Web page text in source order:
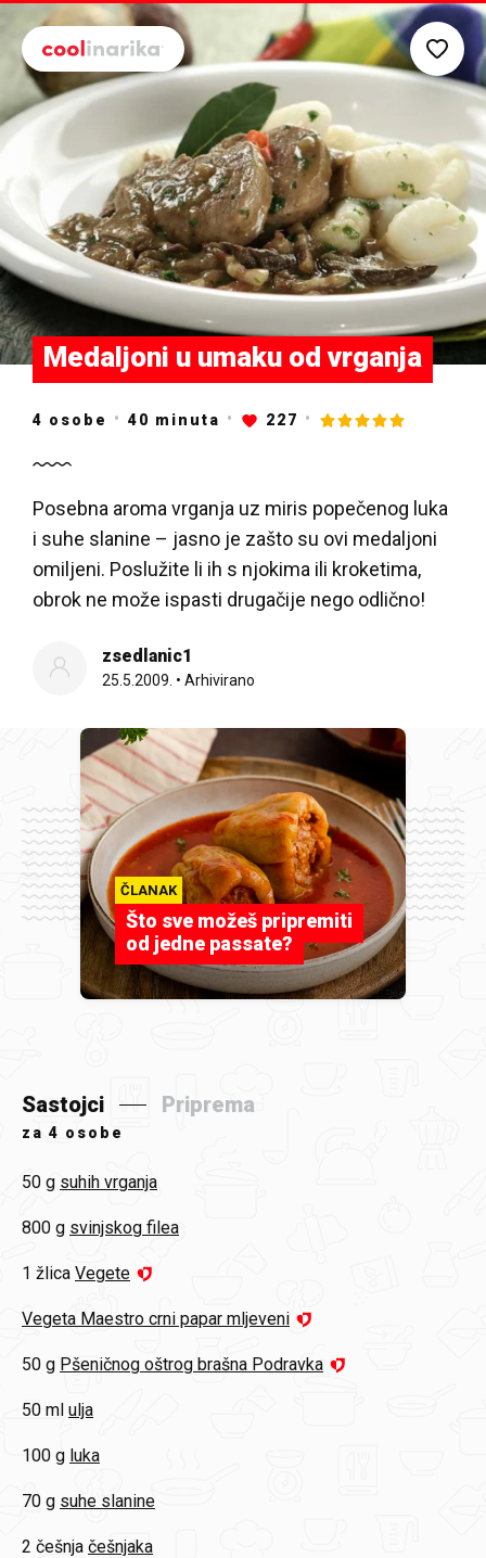
Preskoči na glavni sadržaj
Medaljoni u umaku od vrganja
4 osobe 40 minuta 227
Posebna aroma vrganja uz miris popečenog luka
i suhe slanine – jasno je zašto su ovi medaljoni
omiljeni. Poslužite li ih s njokima ili kroketima,
obrok ne može ispasti drugačije nego odlično!
zsedlanic1
25.5.2009. • Arhivirano
ČLANAK
Što sve možeš pripremiti
od jedne passate?
Sastojci Priprema
za 4 osobe
50 g suhih vrganja
800 g svinjskog filea
1 žlica Vegete
Vegeta Maestro crni papar mljeveni
50 g Pšeničnog oštrog brašna Podravka
50 ml ulja
100 g luka
70 g suhe slanine
2 češnja češnjaka